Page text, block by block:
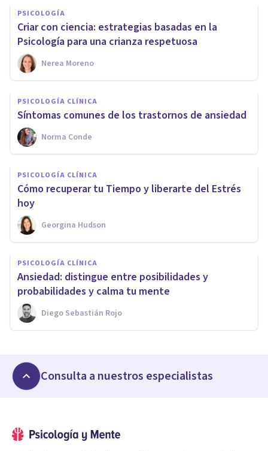
PSICOLOGÍA
Criar con ciencia: estrategias basadas en la
Psicología para una crianza respetuosa
Nerea Moreno
PSICOLOGÍA CLÍNICA
Síntomas comunes de los trastornos de ansiedad
Norma Conde
PSICOLOGÍA CLÍNICA
Cómo recuperar tu Tiempo y liberarte del Estrés
hoy
Georgina Hudson
PSICOLOGÍA CLÍNICA
Ansiedad: distingue entre posibilidades y
probabilidades y calma tu mente
Diego Sebastián Rojo
Consulta a nuestros especialistas